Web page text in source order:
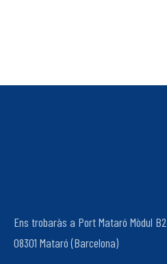
Ens trobaràs a Port Mataró Mòdul B2
08301 Mataró (Barcelona)